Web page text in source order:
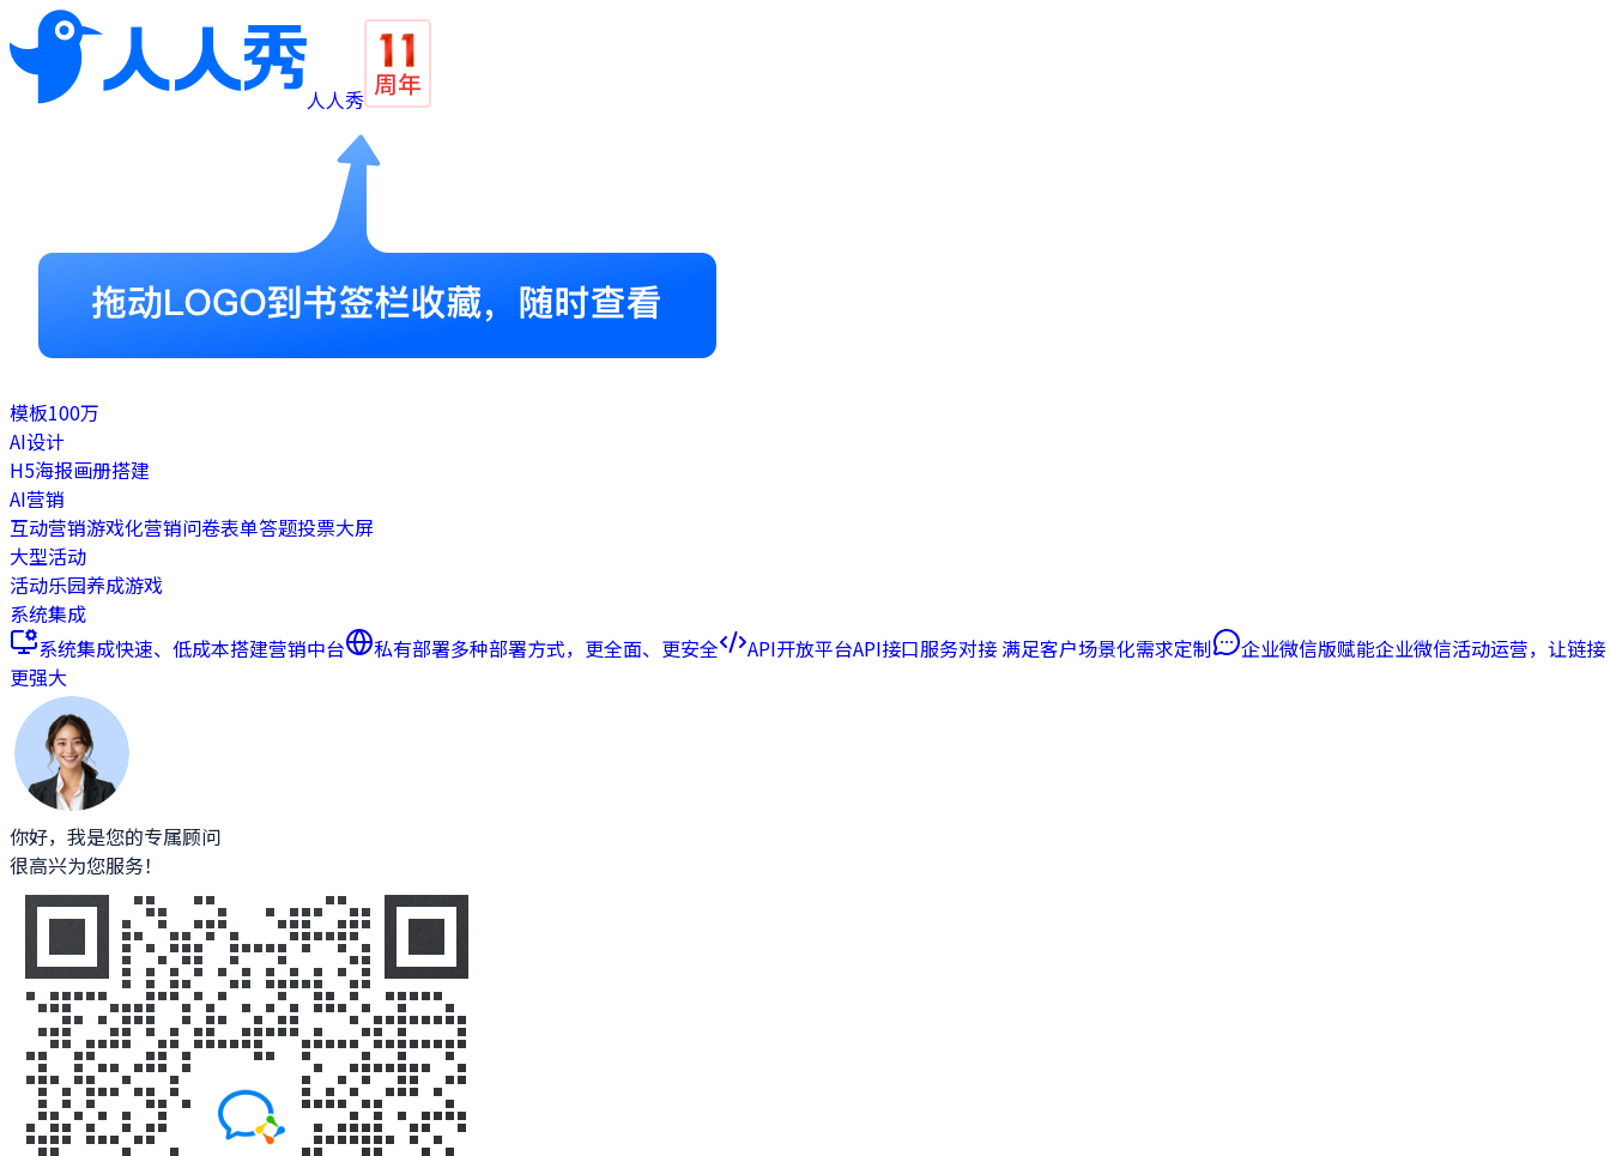
人人秀
模板100万
AI设计
H5海报画册搭建
AI营销
互动营销游戏化营销问卷表单答题投票大屏
大型活动
活动乐园养成游戏
系统集成
系统集成快速、低成本搭建营销中台 私有部署多种部署方式，更全面、更安全 API开放平台API接口服务对接 满足客户场景化需求定制 企业微信版赋能企业微信活动运营，让链接
更强大
你好，我是您的专属顾问
很高兴为您服务！